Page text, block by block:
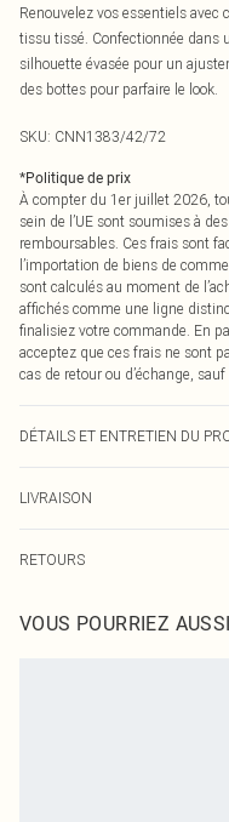
Renouvelez vos essentiels avec
tissu tissé. Confectionnée dans
silhouette évasée pour un
des bottes pour parfaire le look.
SKU: CNN1383/42/72
*Politique de prix
À compter du 1er juillet 2026,
sein de l’UE sont soumises à
remboursables. Ces frais sont
l’importation de biens de
sont calculés au moment de
affichés comme une ligne
finalisiez votre commande. En
acceptez que ces frais ne sont
cas de retour ou d’échange,
DÉTAILS ET ENTRETIEN DU
couleur peut déteindre.
LIVRAISON
Livraison express France
Jusqu'à 2-3 jours ouvrables
RETOURS
pour nous retourner un article.
VOUS POURRIEZ